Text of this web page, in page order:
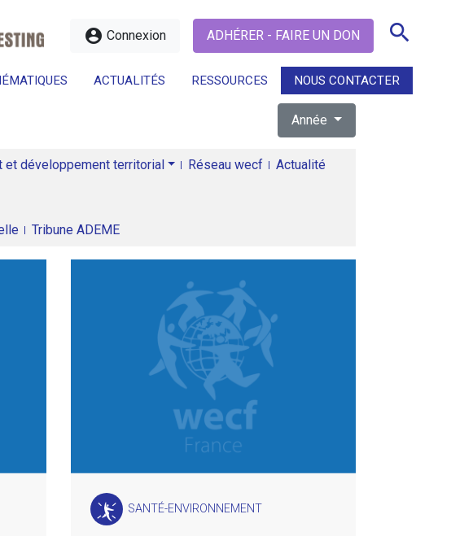
account_circle Connexion ADHÉRER - FAIRE UN DON search
ACTUALITÉS RESSOURCES NOUS CONTACTER
search
Année
et développement territorial Réseau wecf Actualité
Tribune ADEME
SANTÉ-ENVIRONNEMENT